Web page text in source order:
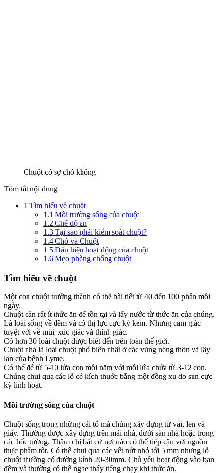
Chuột có sợ chó không
Tóm tắt nội dung
1 Tìm hiểu về chuột
1.1 Môi trường sống của chuột
1.2 Chế độ ăn
1.3 Tại sao phải kiểm soát chuột?
1.4 Chó và Chuột
1.5 Dấu hiệu hoạt động của chuột
1.6 Mẹo phòng chống chuột
Tìm hiểu về chuột
Một con chuột trưởng thành có thể bài tiết từ 40 đến 100 phân mỗi
ngày.
Chuột cần rất ít thức ăn để tồn tại và lấy nước từ thức ăn của chúng.
Là loài sống về đêm và có thị lực cực kỳ kém. Nhưng cảm giác
tuyệt vời về mùi, xúc giác và thính giác.
Có hơn 30 loài chuột được biết đến trên toàn thế giới.
Chuột nhà là loài chuột phổ biến nhất ở các vùng nông thôn và lây
lan của bệnh Lyme.
Có thể đẻ từ 5-10 lứa con mỗi năm với mỗi lứa chứa từ 3-12 con.
Chúng chui qua các lỗ có kích thước bằng một đồng xu do sụn cực
kỳ linh hoạt.
Môi trường sống của chuột
Chuột sống trong những cái tổ mà chúng xây dựng từ vải, len và
giấy. Thường được xây dựng trên mái nhà, dưới sàn nhà hoặc trong
các hốc tường. Thậm chí bất cứ nơi nào có thể tiếp cận với nguồn
thực phẩm tốt. Có thể chui qua các vết nứt nhỏ tới 5 mm nhưng lỗ
chuột thường có đường kính 20-30mm. Chủ yếu hoạt động vào ban
đêm và thường có thể nghe thấy tiếng chạy khi thức ăn.